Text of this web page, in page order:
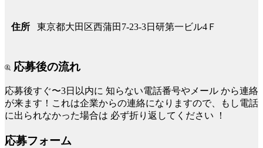
住所 東京都大田区西蒲田7-23-3日研第一ビル4Ｆ
応募後の流れ
応募後すぐ〜3日以内に 知らない電話番号やメール から連絡
が来ます！これは企業からの連絡になりますので、もし電話
に出られなかった場合は 必ず折り返してください ！
応募フォーム